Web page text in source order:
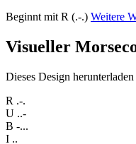
Beginnt mit R (.-.) Weitere
Visueller
Dieses Design
R .-.
U ..-
B -...
I ..